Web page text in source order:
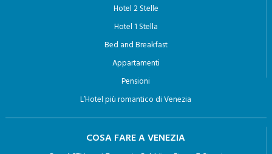
Hotel 4 Stelle
Hotel 3 Stelle
Hotel 2 Stelle
Hotel 1 Stella
Bed and Breakfast
Appartamenti
Pensioni
L’Hotel più romantico di Venezia